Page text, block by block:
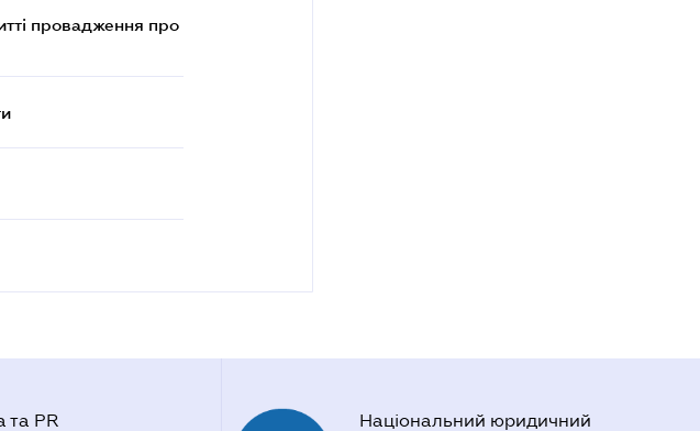
провадження про
та PR
Національний юридичний